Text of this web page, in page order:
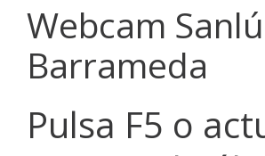
Webcam
Barrameda
Pulsa F5 o